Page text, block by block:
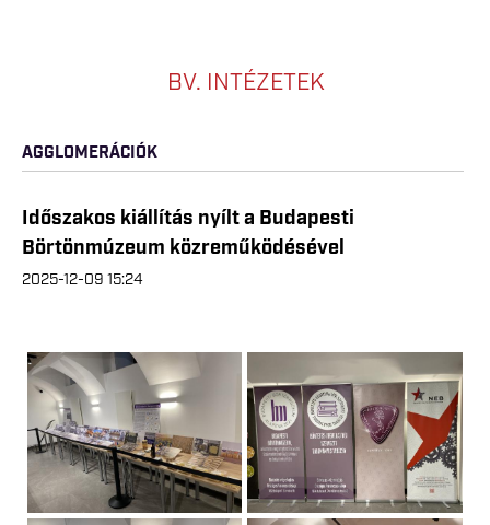
BV. INTÉZETEK
AGGLOMERÁCIÓK
Időszakos kiállítás nyílt a Budapesti
Börtönmúzeum közreműködésével
2025-12-09 15:24